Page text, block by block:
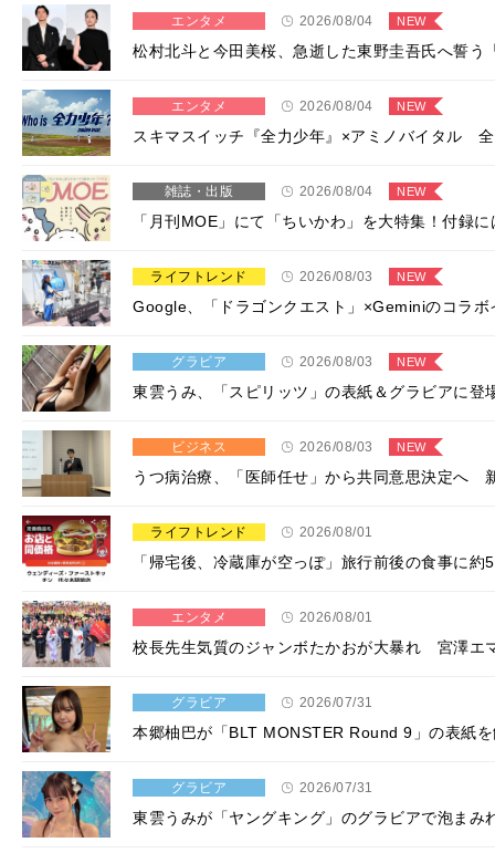
エンタメ 2026/08/04 NEW
松村北斗と今田美桜、急逝した東野圭吾氏へ誓う
エンタメ 2026/08/04 NEW
スキマスイッチ『全力少年』×アミノバイタル
雑誌・出版 2026/08/04 NEW
「月刊MOE」にて「ちいかわ」を大特集！付録
ライフトレンド 2026/08/03 NEW
Google、「ドラゴンクエスト」×Geminiのコラ
グラビア 2026/08/03 NEW
東雲うみ、「スピリッツ」の表紙＆グラビアに登
ビジネス 2026/08/03 NEW
うつ病治療、「医師任せ」から共同意思決定へ
ライフトレンド 2026/08/01
「帰宅後、冷蔵庫が空っぽ」旅行前後の食事に
エンタメ 2026/08/01
校長先生気質のジャンボたかおが大暴れ 宮澤エ
グラビア 2026/07/31
本郷柚巴が「BLT MONSTER Round 9」の表紙
グラビア 2026/07/31
東雲うみが「ヤングキング」のグラビアで泡まみ